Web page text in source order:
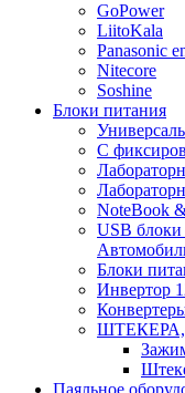
GoPower
LiitoKala
Panasonic
Nitecore
Soshine
Блоки питания
C
NoteBook
USB
Блоки
Инвертор
ШТЕКЕРА,
Паяльное